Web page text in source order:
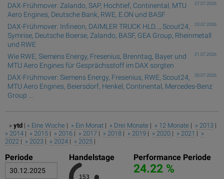
27.07.2026
DAX-Frühmover: Zalando, SAP, Hochtief, Continental, MTU
Aero Engines, Deutsche Bank, RWE, E.ON und BASF
23.07.2026
DAX-Frühmover: Infineon, DAIMLER TRUCK HLD..., Scout24,
Symrise, Deutsche Boerse, Zalando, BASF, GEA Group, Rheinmetall
und RWE
21.07.2026
Wie RWE, Siemens Energy, Fresenius, Brenntag, Bayer und
MTU Aero Engines für Gesprächsstoff im DAX sorgten
20.07.2026
DAX-Frühmover: Siemens Energy, Fresenius, RWE, Scout24,
MTU Aero Engines, Beiersdorf, Henkel, Continental, Mercedes-Benz
Group ...
» ytd | » Eine Woche | » Ein Monat | » Drei Monate | » 12 Monate | » 2013 |
» 2014 | » 2015 | » 2016 | » 2017 | » 2018 | » 2019 | » 2020 | » 2021 | »
2022 | » 2023 | » 2024 | » 2025 |
Periode Handelstage Performance Periode
24.22 %